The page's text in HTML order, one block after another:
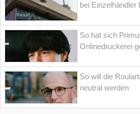
bei Einzelhändler
So hat sich
Onlinedruckerei
So will die
neutral werden